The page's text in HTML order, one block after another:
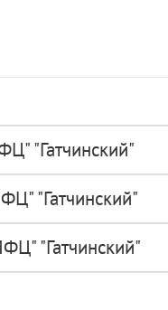
"Гатчинский"
"Гатчинский"
"Гатчинский"